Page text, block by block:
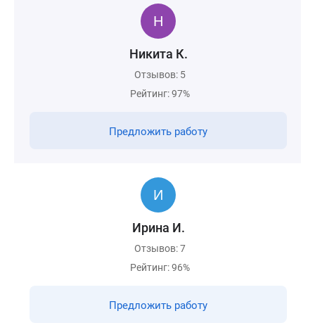
Никита К.
Отзывов: 5
Рейтинг: 97%
Предложить работу
Ирина И.
Отзывов: 7
Рейтинг: 96%
Предложить работу